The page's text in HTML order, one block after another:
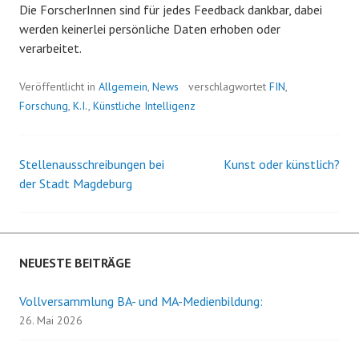
Die ForscherInnen sind für jedes Feedback dankbar, dabei
werden keinerlei persönliche Daten erhoben oder
verarbeitet.
Veröffentlicht in Allgemein, News verschlagwortet FIN,
Forschung, K.I., Künstliche Intelligenz
Beitrags-
Stellenausschreibungen bei
der Stadt Magdeburg
Kunst oder künstlich?
NEUESTE BEITRÄGE
Vollversammlung BA- und MA-Medienbildung:
26. Mai 2026